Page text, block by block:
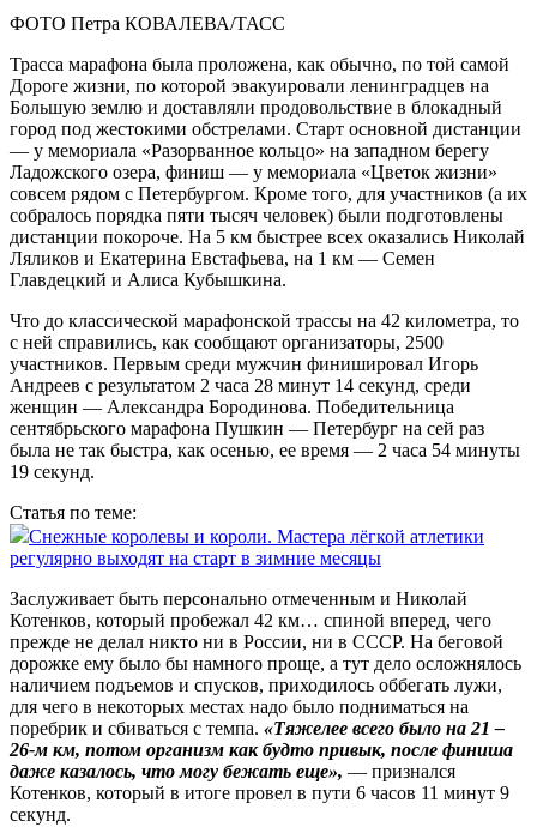
ФОТО Петра КОВАЛЕВА/ТАСС
Трасса марафона была проложена, как обычно, по той самой
Дороге жизни, по которой эвакуировали ленинградцев на
Большую землю и доставляли продовольствие в блокадный
город под жестокими обстрелами. Старт основной дистанции
— у мемориала «Разорванное кольцо» на западном берегу
Ладожского озера, финиш — у мемориала «Цветок жизни»
совсем рядом с Петербургом. Кроме того, для участников (а их
собралось порядка пяти тысяч человек) были подготовлены
дистанции покороче. На 5 км быстрее всех оказались Николай
Ляликов и Екатерина Евстафьева, на 1 км — Семен
Главдецкий и Алиса Кубышкина.
Что до классической марафонской трассы на 42 километра, то
с ней справились, как сообщают организаторы, 2500
участников. Первым среди мужчин финишировал Игорь
Андреев с результатом 2 часа 28 минут 14 секунд, среди
женщин — Александра Бородинова. Победительница
сентябрьского марафона Пушкин — Петербург на сей раз
была не так быстра, как осенью, ее время — 2 часа 54 минуты
19 секунд.
Статья по теме:
Снежные королевы и короли. Мастера лёгкой атлетики
регулярно выходят на старт в зимние месяцы
Заслуживает быть персонально отмеченным и Николай
Котенков, который пробежал 42 км… спиной вперед, чего
прежде не делал никто ни в России, ни в СССР. На беговой
дорожке ему было бы намного проще, а тут дело осложнялось
наличием подъемов и спус­ков, приходилось оббегать лужи,
для чего в некоторых местах надо было подниматься на
поребрик и сбиваться с темпа. «Тяжелее всего было на 21 –
26-м км, потом организм как будто привык, после финиша
даже казалось, что могу бежать еще», — признался
Котенков, который в итоге провел в пути 6 часов 11 минут 9
секунд.